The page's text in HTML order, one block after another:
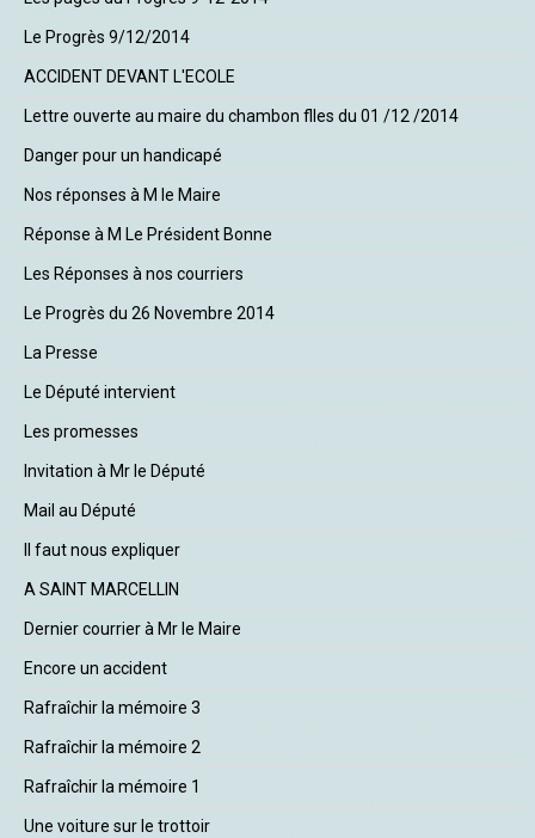
Le Progrès 9/12/2014
ACCIDENT DEVANT L'ECOLE
Lettre ouverte au maire du chambon flles du 01 /12 /2014
Danger pour un handicapé
Nos réponses à M le Maire
Réponse à M Le Président Bonne
Les Réponses à nos courriers
Le Progrès du 26 Novembre 2014
La Presse
Le Député intervient
Les promesses
Invitation à Mr le Député
Mail au Député
Il faut nous expliquer
A SAINT MARCELLIN
Dernier courrier à Mr le Maire
Encore un accident
Rafraîchir la mémoire 3
Rafraîchir la mémoire 2
Rafraîchir la mémoire 1
Une voiture sur le trottoir